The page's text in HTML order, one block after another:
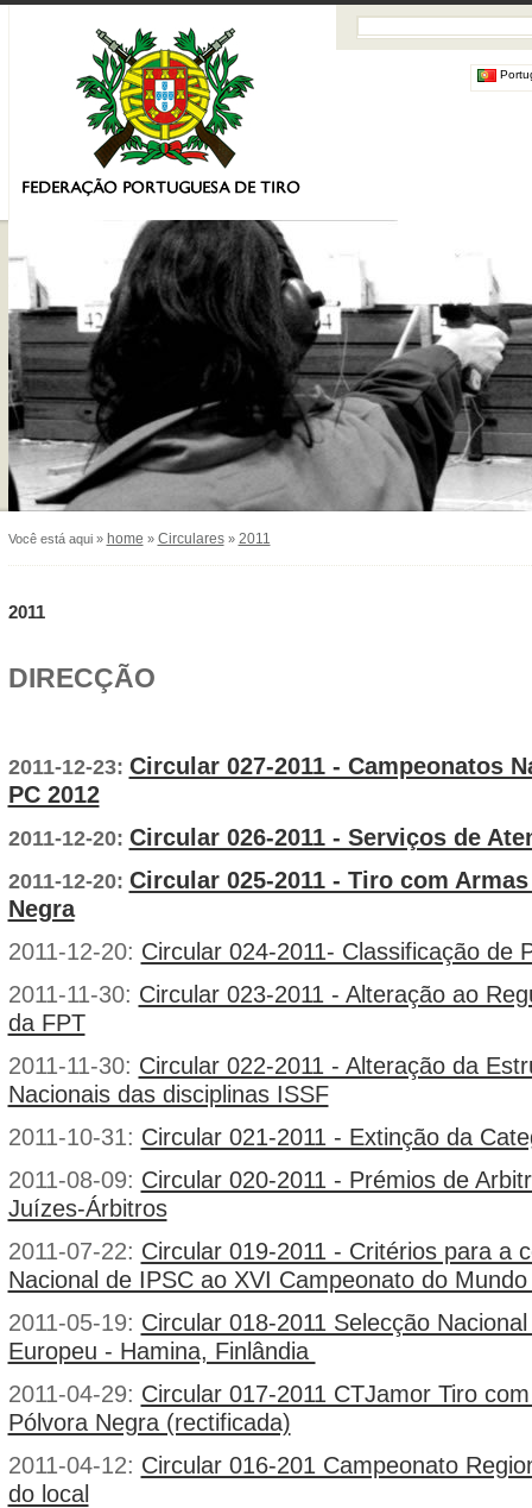
Você está aqui » home » Circulares» 2011
2011
DIRECÇÃO
2011-12-23: Circular 027-2011 - Campeonatos
PC 2012
2011-12-20: Circular 026-2011 - Serviços de
2011-12-20: Circular 025-2011 - Tiro com
Negra
2011-12-20: Circular 024-2011- Classificação de
2011-11-30: Circular 023-2011 - Alteração ao
da FPT
2011-11-30: Circular 022-2011 - Alteração da
Nacionais das disciplinas ISSF
2011-10-31: Circular 021-2011 - Extinção da
2011-08-09: Circular 020-2011 - Prémios de
Juízes-Árbitros
2011-07-22: Circular 019-2011 - Critérios para a
Nacional de IPSC ao XVI Campeonato do
2011-05-19: Circular 018-2011 Selecção
Europeu - Hamina, Finlândia
2011-04-29: Circular 017-2011 CTJamor Tiro
Pólvora Negra (rectificada)
2011-04-12: Circular 016-201 Campeonato
do local